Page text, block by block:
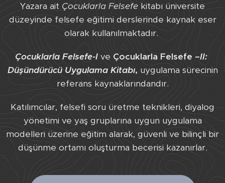
Yazara ait Çocuklarla Felsefe kitabı üniversite
düzeyinde felsefe eğitimi derslerinde kaynak eser
olarak kullanılmaktadır.
ÇocuklarlaFelsefe-I veÇocuklarla Felsefe –II:
Düşündürücü Uygulama Kitabı, uygulama sürecinin
referans kaynaklarındandır.
Katılımcılar, felsefi soru üretme teknikleri, diyalog
yönetimi ve yaş gruplarına uygun uygulama
modelleri üzerine eğitim alarak, güvenli ve bilinçli bir
düşünme ortamı oluşturma becerisi kazanırlar.